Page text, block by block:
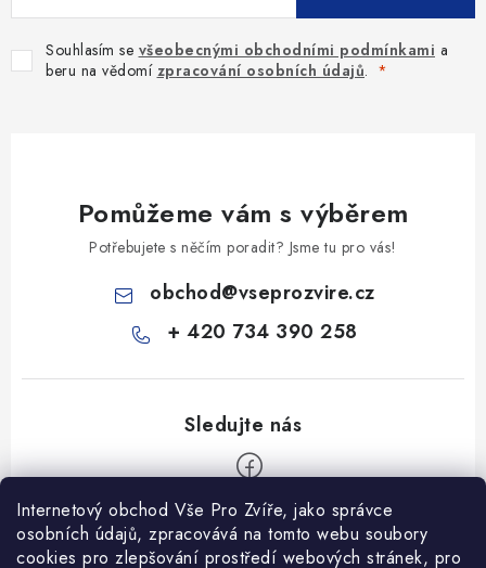
Internetový obchod Vše Pro Zvíře, jako správce
osobních údajů, zpracovává na tomto webu soubory
cookies pro zlepšování prostředí webových stránek, pro
Souhlasím se všeobecnými obchodními podmínkami a
beru na vědomí zpracování osobních údajů.
Pomůžeme vám s výběrem
Potřebujete s něčím poradit? Jsme tu pro vás!
obchod@vseprozvire.cz
+ 420 734 390 258